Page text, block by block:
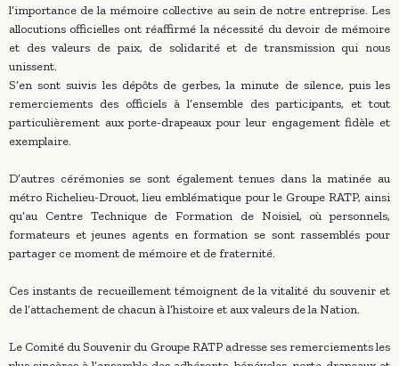
l’importance de la mémoire collective au sein de notre entreprise. Les
allocutions officielles ont réaffirmé la nécessité du devoir de mémoire
et des valeurs de paix, de solidarité et de transmission qui nous
unissent.
S’en sont suivis les dépôts de gerbes, la minute de silence, puis les
remerciements des officiels à l’ensemble des participants, et tout
particulièrement aux porte-drapeaux pour leur engagement fidèle et
exemplaire.
D’autres cérémonies se sont également tenues dans la matinée au
métro Richelieu-Drouot, lieu emblématique pour le Groupe RATP, ainsi
qu’au Centre Technique de Formation de Noisiel, où personnels,
formateurs et jeunes agents en formation se sont rassemblés pour
partager ce moment de mémoire et de fraternité.
Ces instants de recueillement témoignent de la vitalité du souvenir et
de l’attachement de chacun à l’histoire et aux valeurs de la Nation.
Le Comité du Souvenir du Groupe RATP adresse ses remerciements les